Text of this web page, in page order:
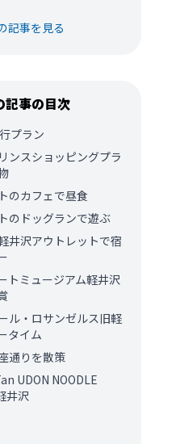
記事を見る
記事の目次
プラン
ンスショッピングプラ
のカフェで昼食
のドッグランで遊ぶ
井沢アウトレットで宿
トミュージアム軽井沢
ル・ロサンゼルス旧軽
タイム
通りを散策
UDON NOODLE
井沢